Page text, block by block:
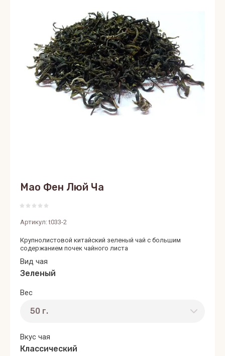
Мао Фен Люй Ча
Артикул: t033-2
Крупнолистовой китайский зеленый чай с большим
содержанием почек чайного листа
Вид чая
Зеленый
Вес
Вкус чая
Классический